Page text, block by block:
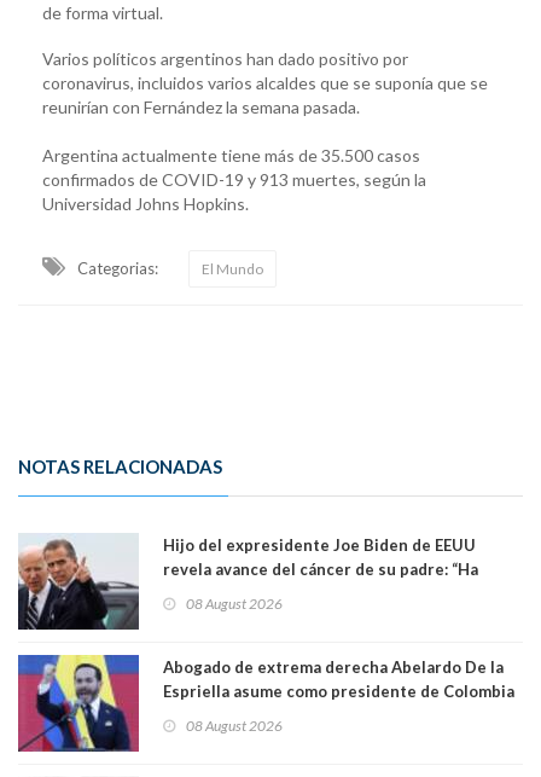
de forma virtual.
Varios políticos argentinos han dado positivo por
coronavirus, incluidos varios alcaldes que se suponía que se
reunirían con Fernández la semana pasada.
Argentina actualmente tiene más de 35.500 casos
confirmados de COVID-19 y 913 muertes, según la
Universidad Johns Hopkins.
Categorias: El Mundo
NOTAS RELACIONADAS
Hijo del expresidente Joe Biden de EEUU
revela avance del cáncer de su padre: “Ha
08 August 2026
Abogado de extrema derecha Abelardo De la
Espriella asume como presidente de Colombia
08 August 2026